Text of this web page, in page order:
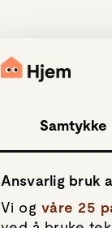
Samtykke
Ansvarlig bruk
Vi og våre 25